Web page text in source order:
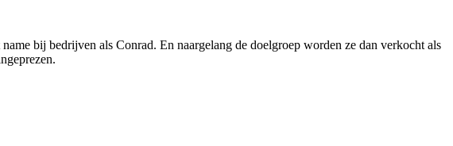
bij bedrijven als Conrad. En naargelang de doelgroep worden ze dan verkocht als